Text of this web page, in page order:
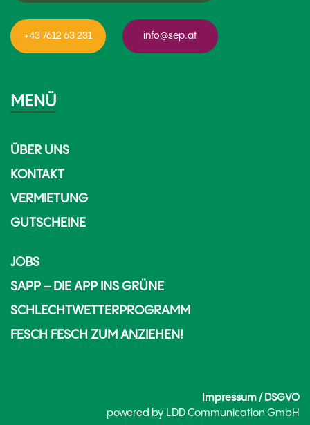
+43 7612 63 231 info@sep.at
MENÜ
ÜBER UNS
KONTAKT
VERMIETUNG
GUTSCHEINE
JOBS
SAPP – DIE APP INS GRÜNE
SCHLECHTWETTERPROGRAMM
FESCH FESCH ZUM ANZIEHEN!
Impressum / DSGVO
powered by LDD Communication GmbH